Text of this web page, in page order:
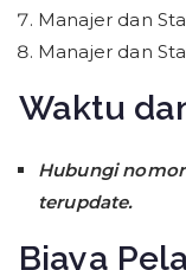
Manajer dan
Manajer dan
Waktu
Hubungi nomor
terupdate.
Biaya